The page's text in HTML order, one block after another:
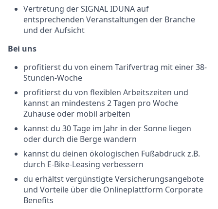
Vertretung der SIGNAL IDUNA auf
entsprechenden Veranstaltungen der Branche
und der Aufsicht
Bei uns
profitierst du von einem Tarifvertrag mit einer 38-
Stunden-Woche
profitierst du von flexiblen Arbeitszeiten und
kannst an mindestens 2 Tagen pro Woche
Zuhause oder mobil arbeiten
kannst du 30 Tage im Jahr in der Sonne liegen
oder durch die Berge wandern
kannst du deinen ökologischen Fußabdruck z.B.
durch E-Bike-Leasing verbessern
du erhältst vergünstigte Versicherungsangebote
und Vorteile über die Onlineplattform Corporate
Benefits